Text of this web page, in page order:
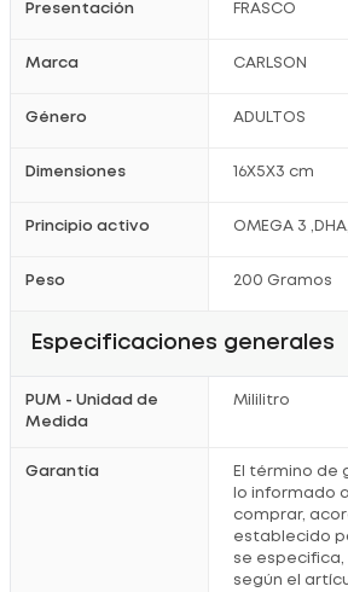
Presentación FRASCO
Marca CARLSON
Género ADULTOS
Dimensiones 16X5X3 cm
Principio activo OMEGA 3
Peso 200 Gramos
Especificaciones generales
PUM - Unidad de
Medida
Mililitro
Garantía
El término de
lo informado
comprar,
establecido
se especifica,
según el